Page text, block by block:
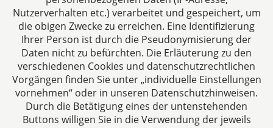
Impressum
Nutzerverhalten etc.) verarbeitet und gespeichert, um
die obigen Zwecke zu erreichen. Eine Identifizierung
Ihrer Person ist durch die Pseudonymisierung der
Daten nicht zu befürchten. Die Erläuterung zu den
verschiedenen Cookies und datenschutzrechtlichen
Vorgängen finden Sie unter „individuelle Einstellungen
vornehmen“ oder in unseren Datenschutzhinweisen.
Durch die Betätigung eines der untenstehenden
Buttons willigen Sie in die Verwendung der jeweils